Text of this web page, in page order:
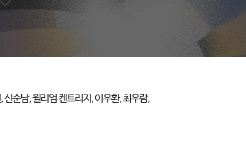
순남, 윌리엄 켄트리지, 이우환, 최우람,